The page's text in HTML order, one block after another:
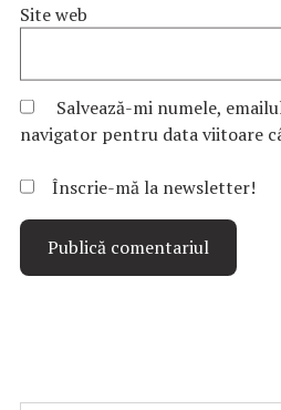
Site web
Salvează-mi numele,
navigator pentru data viitoare
Înscrie-mă la newsletter!